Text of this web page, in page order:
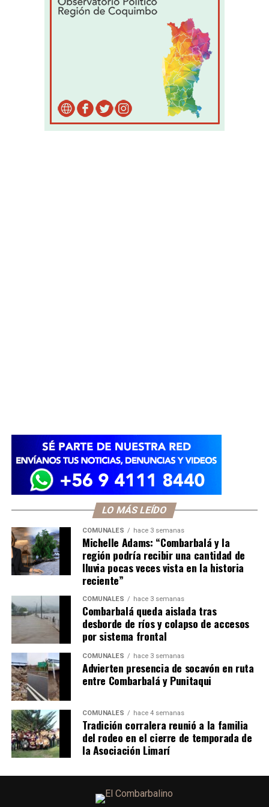
LO MÁS LEÍDO
COMUNALES hace 3 semanas
Michelle Adams: “Combarbalá y la
región podría recibir una cantidad de
lluvia pocas veces vista en la historia
reciente”
COMUNALES hace 3 semanas
Combarbalá queda aislada tras
desborde de ríos y colapso de accesos
por sistema frontal
COMUNALES hace 3 semanas
Advierten presencia de socavón en ruta
entre Combarbalá y Punitaqui
COMUNALES hace 4 semanas
Tradición corralera reunió a la familia
del rodeo en el cierre de temporada de
la Asociación Limarí